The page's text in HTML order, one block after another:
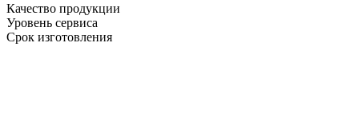
Качество продукции
Уровень сервиса
Срок изготовления